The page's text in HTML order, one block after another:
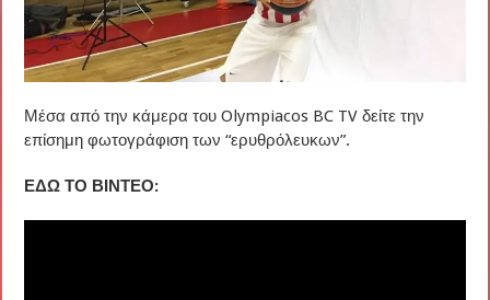
Μέσα από την κάμερα του Olympiacos BC TV δείτε την
επίσημη φωτογράφιση των “ερυθρόλευκων”.
ΕΔΩ ΤΟ ΒΙΝΤΕΟ: